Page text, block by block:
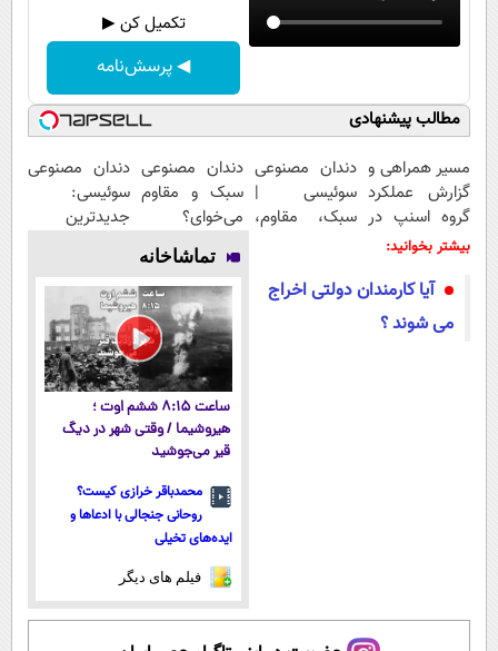
تکمیل کن ▶
◀ پرسش‌نامه
مطالب پیشنهادی
مسیر همراهی و
گزارش عملکرد
گروه اسنپ در
۱۴۰۴
دندان مصنوعی
سوئیسی |
سبک، مقاوم،
اقساطی😍
دندان مصنوعی
سبک و مقاوم
می‌خوای؟
پرداخت
اقساطی هم
داریم!😍 | 📍
تهران
دندان مصنوعی
سوئیسی:
جدیدترین
پرداخت قسطی
بیشتر بخوانید:
آیا کارمندان دولتی اخراج
می شوند ؟
تماشاخانه
ساعت ۸:۱۵ ششم اوت ؛
هیروشیما / وقتی شهر در دیگ
قیر می‌جوشید
محمدباقر خرازی کیست؟
روحانی جنجالی با ادعاها و
ایده‌های تخیلی
فیلم های دیگر